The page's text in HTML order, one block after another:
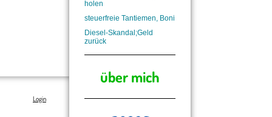
holen
steuerfreie Tantiemen, Boni
Diesel-Skandal;Geld
zurück
über mich
Login